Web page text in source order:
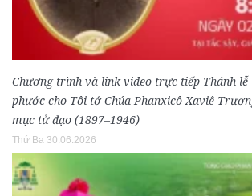
Chương trình và link video trực tiếp Thánh lễ
phước cho Tôi tớ Chúa Phanxicô Xaviê
mục tử đạo (1897–1946)
Thứ Ba 30.06.2026